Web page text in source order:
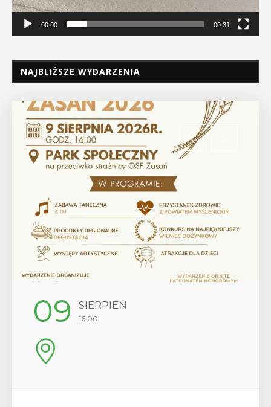
00:00 00:31
NAJBLIŻSZE WYDARZENIA
12 SIERPIEŃ
17:00